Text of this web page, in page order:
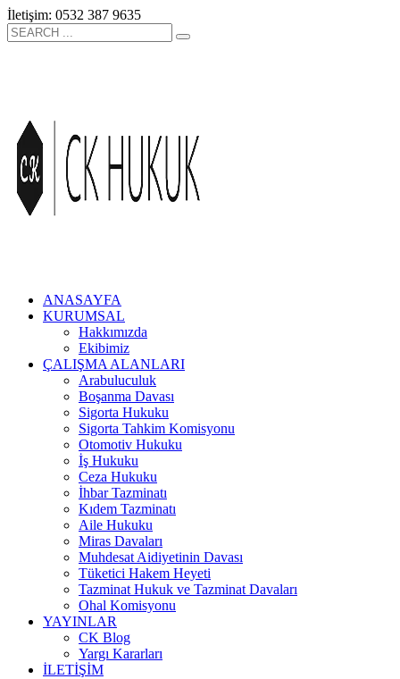
İletişim: 0532 387 9635
ANASAYFA
KURUMSAL
Hakkımızda
Ekibimiz
ÇALIŞMA ALANLARI
Arabuluculuk
Boşanma Davası
Sigorta Hukuku
Sigorta Tahkim Komisyonu
Otomotiv Hukuku
İş Hukuku
Ceza Hukuku
İhbar Tazminatı
Kıdem Tazminatı
Aile Hukuku
Miras Davaları
Muhdesat Aidiyetinin Davası
Tüketici Hakem Heyeti
Tazminat Hukuk ve Tazminat Davaları
Ohal Komisyonu
YAYINLAR
CK Blog
Yargı Kararları
İLETİŞİM